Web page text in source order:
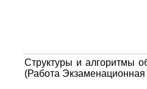
Структуры и алгоритмы
(Работа